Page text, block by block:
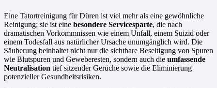
Eine Tatortreinigung für Düren ist viel mehr als eine gewöhnliche
Reinigung; sie ist eine besondere Servicesparte, die nach
dramatischen Vorkommnissen wie einem Unfall, einem Suizid oder
einem Todesfall aus natürlicher Ursache unumgänglich wird. Die
Säuberung beinhaltet nicht nur die sichtbare Beseitigung von Spuren
wie Blutspuren und Geweberesten, sondern auch die umfassende
Neutralisation tief sitzender Gerüche sowie die Eliminierung
potenzieller Gesundheitsrisiken.